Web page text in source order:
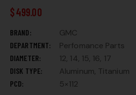
$499.00
BRAND GMC
DEPARTMENT Perfomance Parts
DIAMETER 12, 14, 15, 16, 17
DISK TYPE Aluminum, Titanium
PCD 5×112